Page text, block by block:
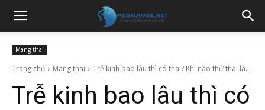
Mang thai
Trang chủ Mang thai Trễ kinh bao lâu thì có thai? Khi nào thử thai là...
Trễ kinh bao lâu thì có